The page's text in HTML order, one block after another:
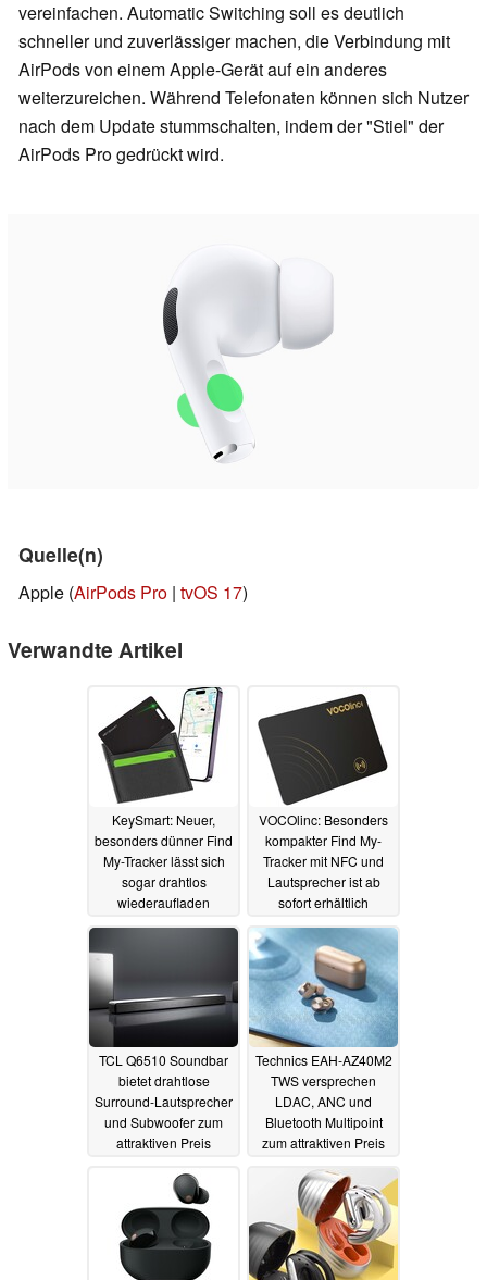
vereinfachen. Automatic Switching soll es deutlich
schneller und zuverlässiger machen, die Verbindung mit
AirPods von einem Apple-Gerät auf ein anderes
weiterzureichen. Während Telefonaten können sich Nutzer
nach dem Update stummschalten, indem der "Stiel" der
AirPods Pro gedrückt wird.
Quelle(n)
Apple (AirPods Pro | tvOS 17)
Verwandte Artikel
KeySmart: Neuer,
besonders dünner Find
My-Tracker lässt sich
sogar drahtlos
wiederaufladen
30.09.2023
VOCOlinc: Besonders
kompakter Find My-
Tracker mit NFC und
Lautsprecher ist ab
sofort erhältlich
05.09.2023
TCL Q6510 Soundbar
bietet drahtlose
Surround-Lautsprecher
und Subwoofer zum
attraktiven Preis
Technics EAH-AZ40M2
TWS versprechen
LDAC, ANC und
Bluetooth Multipoint
zum attraktiven Preis
15.06.2023